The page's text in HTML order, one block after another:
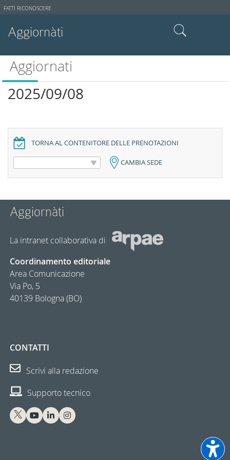
Strumenti
FATTI RICONOSCERE
Aggiornàti
Cerca nel sito
Ricerca avanzata…
Aggiornati
2025/09/08
TORNA AL CONTENITORE DELLE PRENOTAZIONI
CAMBIA SEDE
Aggiornàti
La intranet collaborativa di
Coordinamento editoriale
Area Comunicazione
Via Po, 5
40139 Bologna (BO)
CONTATTI
Scrivi alla redazione
Supporto tecnico